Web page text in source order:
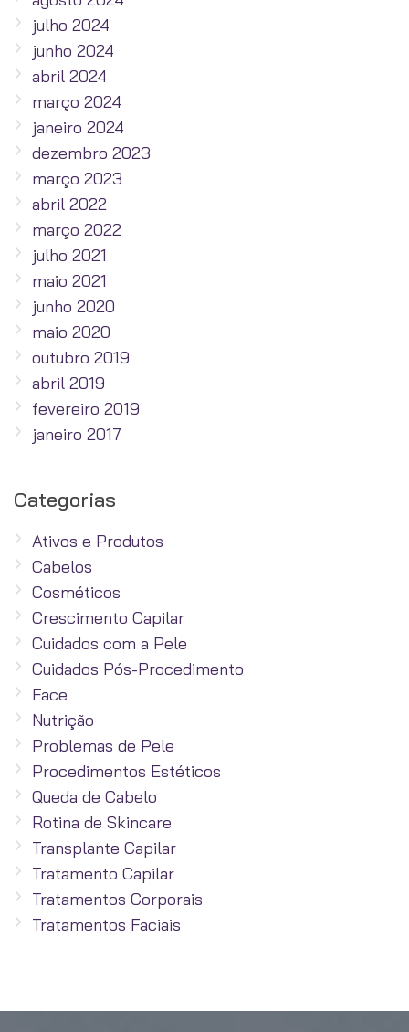
julho 2024
junho 2024
abril 2024
março 2024
janeiro 2024
dezembro 2023
março 2023
abril 2022
março 2022
julho 2021
maio 2021
junho 2020
maio 2020
outubro 2019
abril 2019
fevereiro 2019
janeiro 2017
Categorias
Ativos e Produtos
Cabelos
Cosméticos
Crescimento Capilar
Cuidados com a Pele
Cuidados Pós-Procedimento
Face
Nutrição
Problemas de Pele
Procedimentos Estéticos
Queda de Cabelo
Rotina de Skincare
Transplante Capilar
Tratamento Capilar
Tratamentos Corporais
Tratamentos Faciais